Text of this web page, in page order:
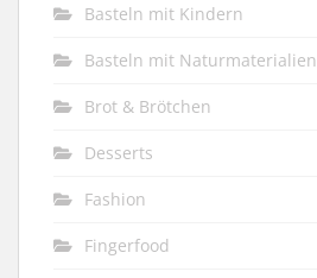
Basteln mit Kindern
Basteln mit Naturmaterialien
Brot & Brötchen
Desserts
Fashion
Fingerfood